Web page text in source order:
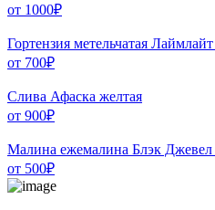
от 1000₽
Гортензия метельчатая
от 700₽
Слива Афаска желтая
от 900₽
Малина ежемалина Блэк Джевел
от 500₽